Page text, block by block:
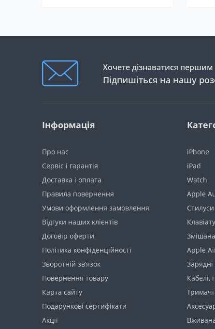
Хочете дізнаватися першим
Підпишіться на нашу
Інформація
Про нас
Сервіс і гарантія
Доставка і оплата
Правила повернення
Умови оформлення замовлення
Відгуки наших клієнтів
Договір оферти
Політика конфіденційності
Зворотній зв’язок
Повернення товару
Карта сайту
Подарункові сертифікати
Акції
iPhone
iPad
Watch
Apple
Apple
Кабелі,
Тримачі